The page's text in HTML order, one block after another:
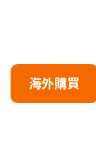
海外購買